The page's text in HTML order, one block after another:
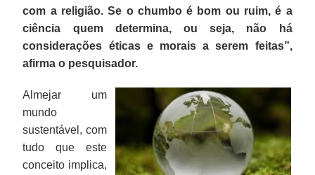
com a religião. Se o chumbo é bom ou ruim, é a
ciência quem determina, ou seja, não há
considerações éticas e morais a serem feitas”,
afirma o pesquisador.
Almejar um
mundo
sustentável, com
tudo que este
conceito implica,